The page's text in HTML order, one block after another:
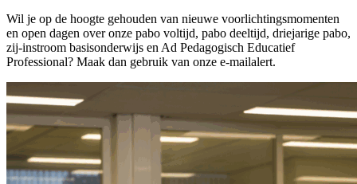
Wil je op de hoogte gehouden van nieuwe voorlichtingsmomenten
en open dagen over onze pabo voltijd, pabo deeltijd, driejarige pabo,
zij-instroom basisonderwijs en Ad Pedagogisch Educatief
Professional? Maak dan gebruik van onze e-mailalert.